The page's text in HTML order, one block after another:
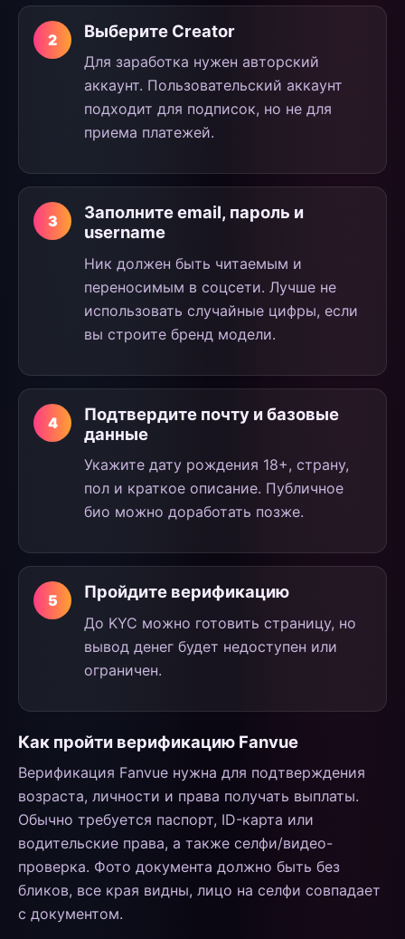
Выберите Creator
Для заработка нужен авторский
аккаунт. Пользовательский аккаунт
подходит для подписок, но не для
приема платежей.
Заполните email, пароль и
username
Ник должен быть читаемым и
переносимым в соцсети. Лучше не
использовать случайные цифры, если
вы строите бренд модели.
Подтвердите почту и базовые
данные
Укажите дату рождения 18+, страну,
пол и краткое описание. Публичное
био можно доработать позже.
Пройдите верификацию
До KYC можно готовить страницу, но
вывод денег будет недоступен или
ограничен.
Как пройти верификацию Fanvue
Верификация Fanvue нужна для подтверждения
возраста, личности и права получать выплаты.
Обычно требуется паспорт, ID-карта или
водительские права, а также селфи/видео-
проверка. Фото документа должно быть без
бликов, все края видны, лицо на селфи совпадает
с документом.